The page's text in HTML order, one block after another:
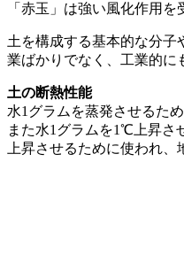
「赤玉」は強い風化作用
土を構成する基本的な分子
業ばかりでなく、工業的に
土の断熱性能
水1グラムを蒸発させるた
また水1グラムを1℃上昇さ
上昇させるために使われ